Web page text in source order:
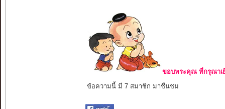
ขอบพระคุณ ที่กรุณาเ
ข้อความนี้ มี 7 สมาชิก มาชื่นชม